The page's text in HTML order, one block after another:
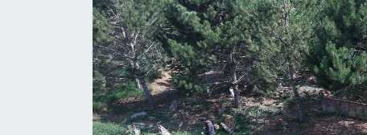
Haberde İnsan
Kültür Sanat
Magazin